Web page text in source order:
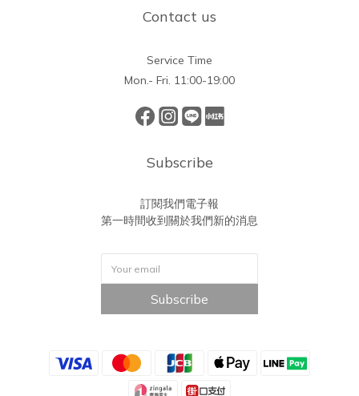
Contact us
Service Time
Mon.- Fri. 11:00-19:00
Subscribe
訂閱我們電子報
第一時間收到關於我們新的消息
Subscribe